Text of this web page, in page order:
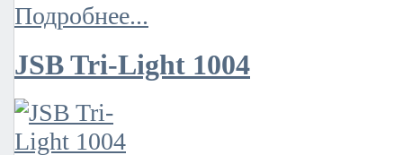
Подробнее...
JSB Tri-Light 1004